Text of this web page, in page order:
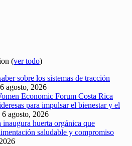
(ver todo)
sobre los sistemas de tracción
agosto, 2026
Economic Forum Costa Rica
para impulsar el bienestar y el
6 agosto, 2026
huerta orgánica que
saludable y compromiso